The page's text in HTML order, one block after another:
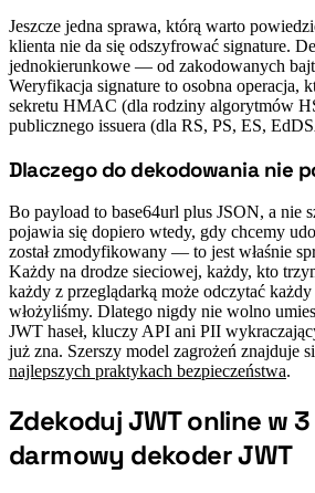
Jeszcze jedna sprawa, którą warto
klienta nie da się odszyfrować signature.
jednokierunkowe — od zakodowanych
Weryfikacja signature to osobna operacja,
sekretu HMAC (dla rodziny algorytmów
publicznego issuera (dla RS, PS, ES,
#
Dlaczego do dekodowania nie
Bo payload to base64url plus JSON, a nie
pojawia się dopiero wtedy, gdy chcemy
został zmodyfikowany — to jest właśnie
Każdy na drodze sieciowej, każdy, kto
każdy z przeglądarką może odczytać
włożyliśmy. Dlatego nigdy nie wolno
JWT haseł, kluczy API ani PII
już zna. Szerszy model zagrożeń znajduje
najlepszych praktykach bezpieczeństwa.
#
Zdekoduj JWT online w
darmowy dekoder JWT